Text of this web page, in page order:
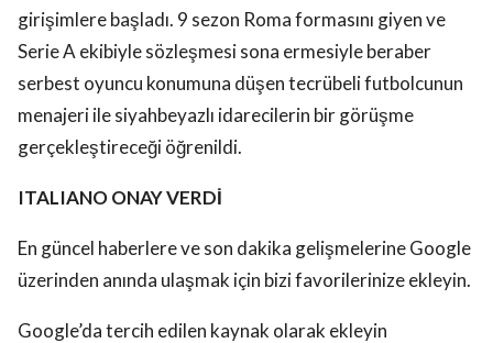
girişimlere başladı. 9 sezon Roma formasını giyen ve
Serie A ekibiyle sözleşmesi sona ermesiyle beraber
serbest oyuncu konumuna düşen tecrübeli futbolcunun
menajeri ile siyahbeyazlı idarecilerin bir görüşme
gerçekleştireceği öğrenildi.
ITALIANO ONAY VERDİ
En güncel haberlere ve son dakika gelişmelerine Google
üzerinden anında ulaşmak için bizi favorilerinize ekleyin.
Google’da tercih edilen kaynak olarak ekleyin